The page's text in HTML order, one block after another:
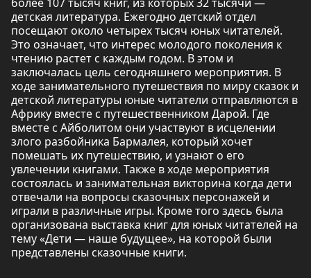
детская литература. Ежегодно детский отдел
посещают около четырех тысяч юных читателей.
Это означает, что интерес молодого поколения к
чтению растет с каждым годом. В этом и
заключалась цель сегодняшнего мероприятия. В
ходе занимательного путешествия по миру сказок и
детской литературы юные читатели отправляются в
Африку вместе с путешественником Дарой. Где
вместе с Айболитом они участвуют в исцелении
злого разбойника Бармалея, который хочет
помешать их путешествию, и узнают о его
увлечении книгами. Также в ходе мероприятия
состоялась и занимательная викторина когда дети
отвечали на вопросы сказочных персонажей и
играли в различные игры. Кроме того здесь была
организована выставка книг для юных читателей на
тему «Дети — наше будущее», на которой были
представлены сказочные книги.